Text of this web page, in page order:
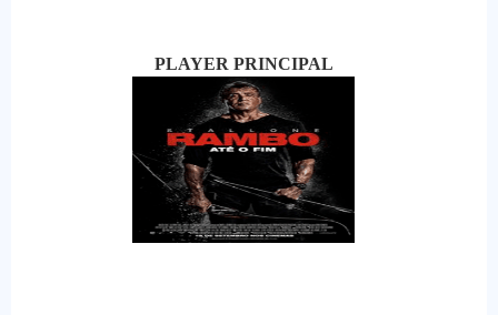
PLAYER PRINCIPAL